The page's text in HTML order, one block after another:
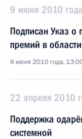
9 июня 2010
Подписан Указ о
премий в
9 июня 2010 года,
22 апреля 2010
Поддержка
системной